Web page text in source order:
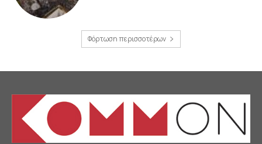
Φόρτωση περισσοτέρων